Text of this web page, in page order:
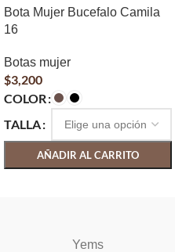
Bota Mujer Bucefalo Camila
16
Botas mujer
$3,200
COLOR
TALLA
AÑADIR AL CARRITO
Yems